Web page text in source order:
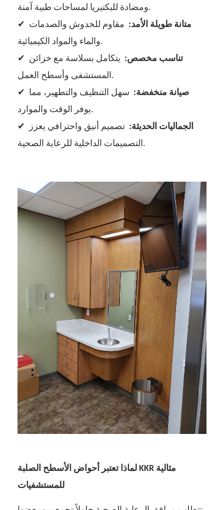
ومضادة للبكتيريا لمساحات طبية آمنة.
✔
متانة طويلة الأمد: مقاوم للخدوش والصدمات
والماء والمواد الكيميائية.
✔
تناسب مخصص: يتكامل بسلاسة مع خزائن
المستشفى وأسطح العمل.
✔
صيانة منخفضة: سهل التنظيف والتطهير، مما
يوفر الوقت والموارد.
✔
الجماليات الحديثة: تصميم أنيق واحترافي يعزز
التصميمات الداخلية للرعاية الصحية.
لماذا تعتبر أحواض الأسطح الصلبة KKR مثالية
للمستشفيات